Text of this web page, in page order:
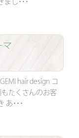
まし･･･
hair design コ
たくさんのお客
あ･･･